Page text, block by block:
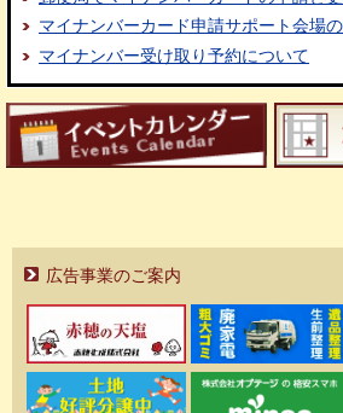
マイナンバーカード申請サポート会場
マイナンバー受け取り予約について
広告事業のご案内